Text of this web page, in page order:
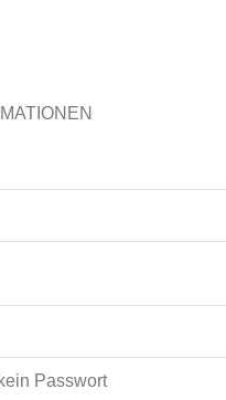
kein Passwort